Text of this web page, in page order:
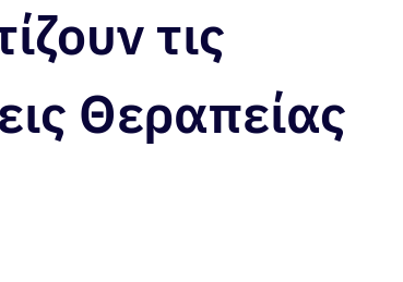
τις
Θεραπείας